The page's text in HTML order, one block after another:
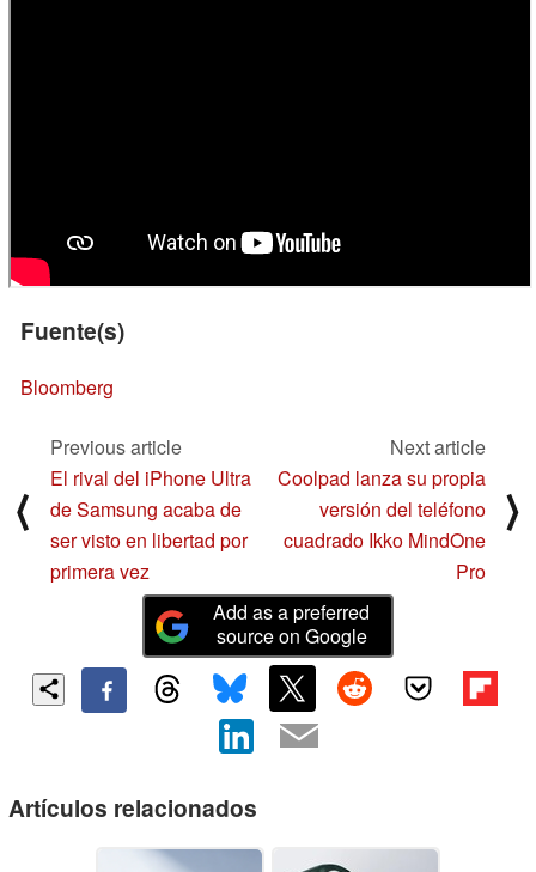
Fuente(s)
Bloomberg
⟨
Previous article
El rival del iPhone Ultra
de Samsung acaba de
ser visto en libertad por
primera vez
Next article
Coolpad lanza su propia
versión del teléfono
cuadrado Ikko MindOne
Pro
⟩
Add as a preferred
source on Google
Artículos relacionados